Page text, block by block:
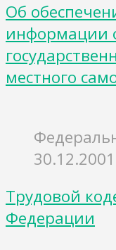
Об
информации
местного
Трудовой
Федерации